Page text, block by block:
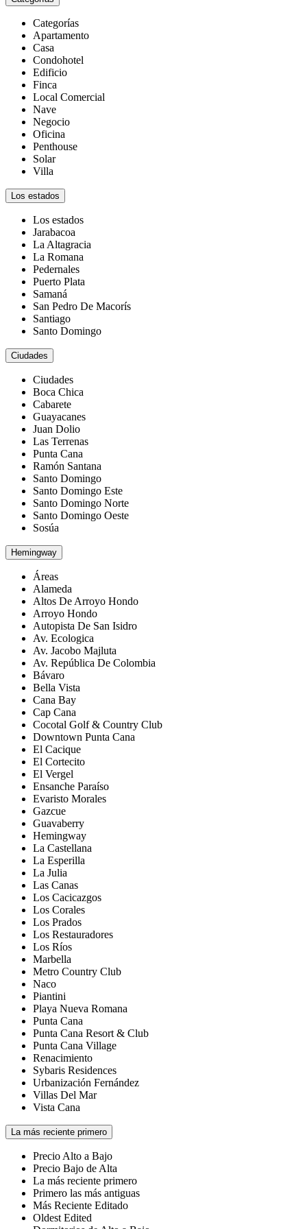
Categorías
Apartamento
Casa
Condohotel
Edificio
Finca
Local Comercial
Nave
Negocio
Oficina
Penthouse
Solar
Villa
Los estados
Los estados
Jarabacoa
La Altagracia
La Romana
Pedernales
Puerto Plata
Samaná
San Pedro De Macorís
Santiago
Santo Domingo
Ciudades
Ciudades
Boca Chica
Cabarete
Guayacanes
Juan Dolio
Las Terrenas
Punta Cana
Ramón Santana
Santo Domingo
Santo Domingo Este
Santo Domingo Norte
Santo Domingo Oeste
Sosúa
Hemingway
Áreas
Alameda
Altos De Arroyo Hondo
Arroyo Hondo
Autopista De San Isidro
Av. Ecologica
Av. Jacobo Majluta
Av. República De Colombia
Bávaro
Bella Vista
Cana Bay
Cap Cana
Cocotal Golf & Country Club
Downtown Punta Cana
El Cacique
El Cortecito
El Vergel
Ensanche Paraíso
Evaristo Morales
Gazcue
Guavaberry
Hemingway
La Castellana
La Esperilla
La Julia
Las Canas
Los Cacicazgos
Los Corales
Los Prados
Los Restauradores
Los Ríos
Marbella
Metro Country Club
Naco
Piantini
Playa Nueva Romana
Punta Cana
Punta Cana Resort & Club
Punta Cana Village
Renacimiento
Sybaris Residences
Urbanización Fernández
Villas Del Mar
Vista Cana
La más reciente primero
Precio Alto a Bajo
Precio Bajo de Alta
La más reciente primero
Primero las más antiguas
Más Reciente Editado
Oldest Edited